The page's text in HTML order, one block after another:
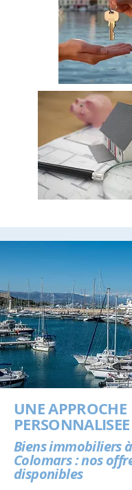
UNE APPROCHE
PERSONNALISEE
Biens immobiliers
Colomars : nos
disponibles